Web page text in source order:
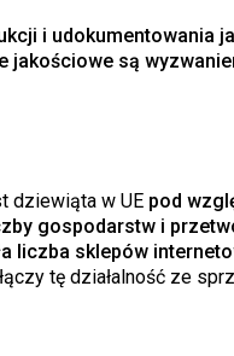
i udokumentowania
jakościowe są
dziewiąta w UE pod
gospodarstw i
liczba sklepów
tę działalność ze